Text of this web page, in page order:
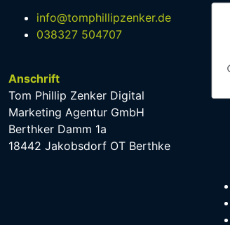
info@tomphillipzenker.de
038327 504707
Anschrift
Tom Phillip Zenker Digital
Marketing Agentur GmbH
Berthker Damm 1a
18442 Jakobsdorf OT Berthke